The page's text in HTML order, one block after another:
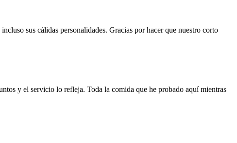
sus cálidas personalidades. Gracias por hacer que nuestro corto
y el servicio lo refleja. Toda la comida que he probado aquí mientras